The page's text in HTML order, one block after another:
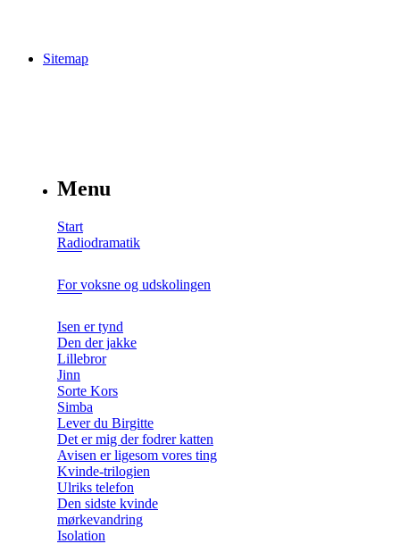
Sitemap
Menu
Start
Radiodramatik
For voksne og udskolingen
Isen er tynd
Den der jakke
Lillebror
Jinn
Sorte Kors
Simba
Lever du Birgitte
Det er mig der fodrer katten
Avisen er ligesom vores ting
Kvinde-trilogien
Ulriks telefon
Den sidste kvinde
mørkevandring
Isolation